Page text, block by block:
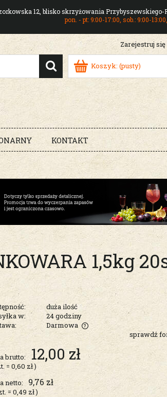
12, blisko skrzyżowania Przybyszewskiego-
pon. - pt: 9:00-17:00, sob.: 9:00-13:00,
Zarejestruj się
Koszyk: (pusty)
KONTAKT
1,5kg
duża ilość
w:
24 godziny
Darmowa
ewentualnych
sprawdź
brutto: 12,00 zł
=0,60 zł)
netto:
9,76 zł
=0,49 zł)